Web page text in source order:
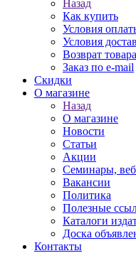
Назад
Как купить
Условия
Условия
Возврат товара
Заказ по e-mail
Скидки
О магазине
Назад
О магазине
Новости
Статьи
Акции
Семинары,
Вакансии
Политика
Полезные
Каталоги
Доска
Контакты